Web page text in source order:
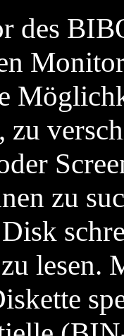
des
zu
zu
lesen.